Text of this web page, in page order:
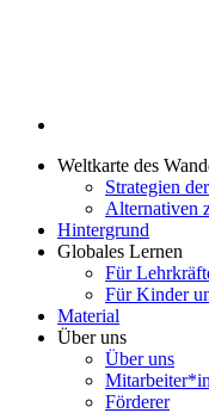
Weltkarte des
Strategien
Alternativen
Hintergrund
Globales Lernen
Für
Für Kinder
Material
Über uns
Über uns
Förderer